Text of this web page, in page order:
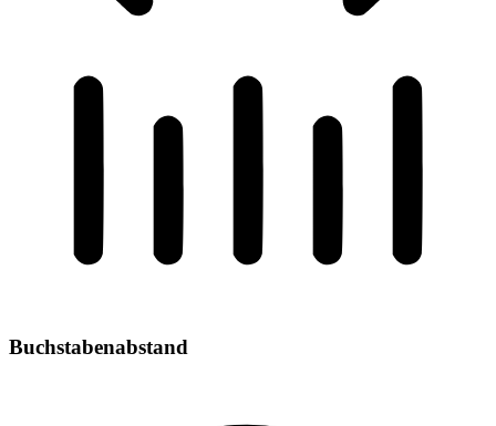
Buchstabenabstand